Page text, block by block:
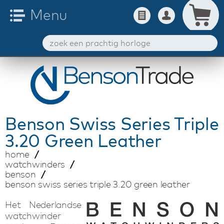
Benson Swiss Series Triple
3.20 Green Leather
home
watchwinders
benson
benson swiss series triple 3.20 green leather
Het Nederlandse
watchwinder